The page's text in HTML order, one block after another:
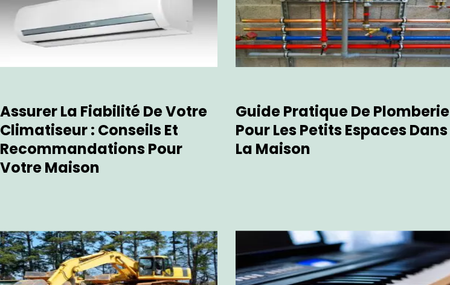
Assurer La Fiabilité De Votre
Climatiseur : Conseils Et
Recommandations Pour
Votre Maison
Guide Pratique De Plomberie
Pour Les Petits Espaces Dans
La Maison